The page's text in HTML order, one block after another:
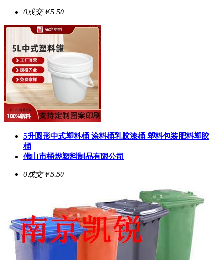
0成交￥5.50
5升圆形中式塑料桶 涂料桶乳胶漆桶 塑料包装肥料塑胶
桶
佛山市桶烨塑料制品有限公司
0成交￥5.50